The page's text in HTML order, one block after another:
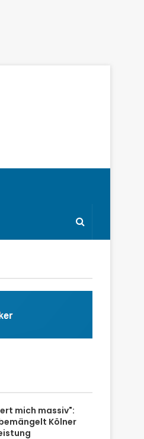
mich massiv":
Kölner